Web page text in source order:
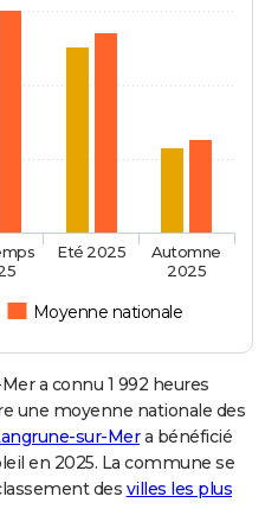
Moyenne nationale
Eté 2025
Automne
2025
a connu 1 992 heures
une moyenne nationale des
sur-Mera bénéficié
en 2025. La commune se
des villes les plus